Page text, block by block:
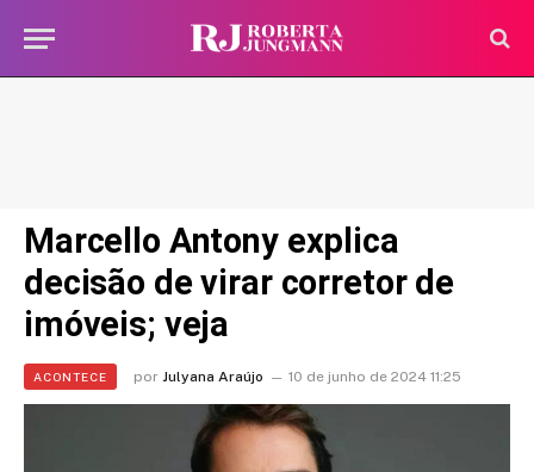
Marcello Antony explica
decisão de virar corretor de
imóveis; veja
ACONTECE por Julyana Araújo 10 de junho de 2024 11:25